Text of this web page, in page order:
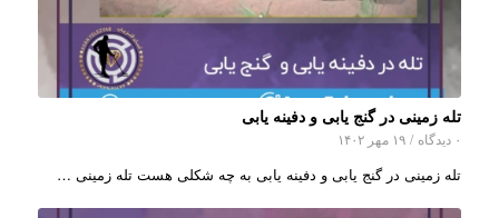
تله زمینی در گنج یابی و دفینه یابی
۰ دیدگاه / ۱۹ مهر ۱۴۰۲
تله زمینی در گنج یابی و دفینه یابی به چه شکلی هست تله زمینی …